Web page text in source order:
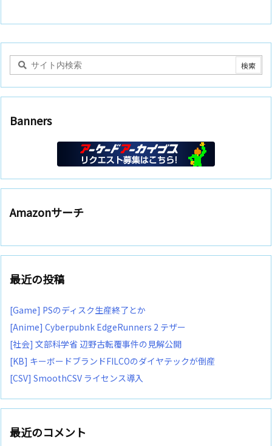
Banners
Amazonサーチ
最近の投稿
[Game] PSのディスク生産終了とか
[Anime] Cyberpubnk EdgeRunners 2 テザー
[社会] 文部科学省 辺野古転覆事件の見解公開
[KB] キーボードブランドFILCOのダイヤテックが倒産
[CSV] SmoothCSV ライセンス導入
最近のコメント